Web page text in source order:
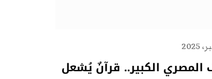
الكبير.. قرآنٌ يُشعل